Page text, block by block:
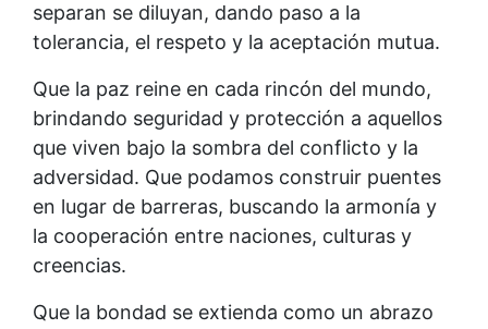
separan se diluyan, dando paso a la
tolerancia, el respeto y la aceptación mutua.
Que la paz reine en cada rincón del mundo,
brindando seguridad y protección a aquellos
que viven bajo la sombra del conflicto y la
adversidad. Que podamos construir puentes
en lugar de barreras, buscando la armonía y
la cooperación entre naciones, culturas y
creencias.
Que la bondad se extienda como un abrazo